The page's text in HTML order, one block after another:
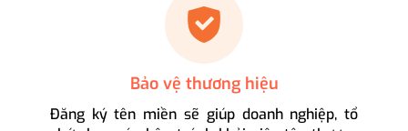
Bảo vệ thương hiệu
Đăng ký tên miền sẽ giúp doanh nghiệp, tổ